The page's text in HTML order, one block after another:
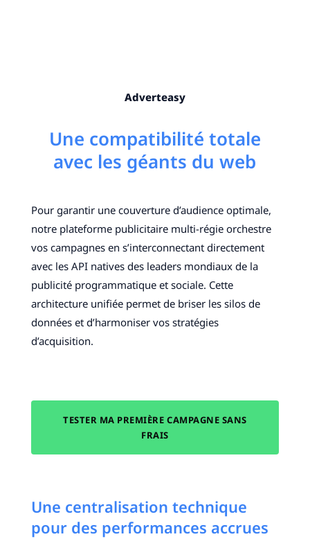
Adverteasy
Une compatibilité totale
avec les géants du web
Pour garantir une couverture d’audience optimale,
notre plateforme publicitaire multi-régie orchestre
vos campagnes en s’interconnectant directement
avec les API natives des leaders mondiaux de la
publicité programmatique et sociale. Cette
architecture unifiée permet de briser les silos de
données et d’harmoniser vos stratégies
d’acquisition.
TESTER MA PREMIÈRE CAMPAGNE SANS
FRAIS
Une centralisation technique
pour des performances accrues